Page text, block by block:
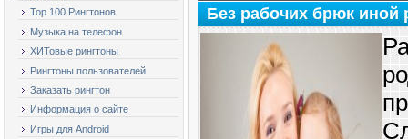
Top 100 Рингтонов
Музыка на телефон
ХИТовые рингтоны
Рингтоны пользователей
Заказать рингтон
Информация о сайте
Игры для Android
Без рабочих брюк иной